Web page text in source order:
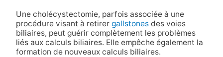
Une cholécystectomie, parfois associée à une
procédure visant à retirer gallstonesdes voies
biliaires, peut guérir complètement les problèmes
liés aux calculs biliaires. Elle empêche également la
formation de nouveaux calculs biliaires.